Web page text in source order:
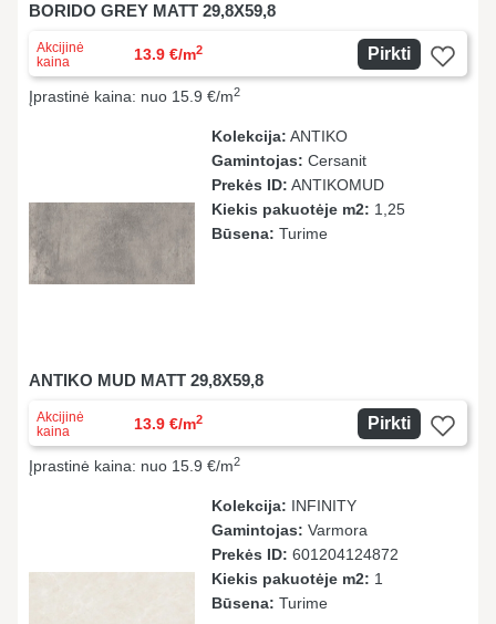
BORIDO GREY MATT 29,8X59,8
Akcijinė
kaina
13.9 €/m2 Pirkti
Įprastinė kaina: nuo 15.9 €/m2
Kolekcija: ANTIKO
Gamintojas: Cersanit
Prekės ID: ANTIKOMUD
Kiekis pakuotėje m2: 1,25
Būsena: Turime
ANTIKO MUD MATT 29,8X59,8
Akcijinė
kaina
13.9 €/m2 Pirkti
Įprastinė kaina: nuo 15.9 €/m2
Kolekcija: INFINITY
Gamintojas: Varmora
Prekės ID: 601204124872
Kiekis pakuotėje m2: 1
Būsena: Turime